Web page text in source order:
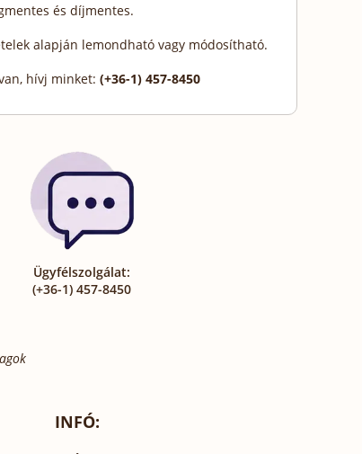
és díjmentes.
alapján lemondható vagy módosítható.
hívj minket: (+36-1) 457-8450
Ügyfélszolgálat:
(+36-1) 457-8450
INFÓ: